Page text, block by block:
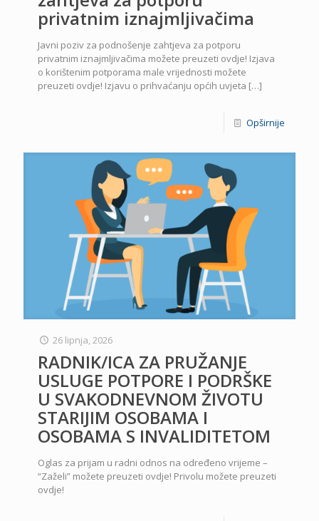
privatnim iznajmljivačima
Javni poziv za podnošenje zahtjeva za potporu
privatnim iznajmljivačima možete preuzeti ovdje! Izjava
o korištenim potporama male vrijednosti možete
preuzeti ovdje! Izjavu o prihvaćanju općih uvjeta […]
Opširnije
26 lipnja, 2026
RADNIK/ICA ZA PRUŽANJE
USLUGE POTPORE I PODRŠKE
U SVAKODNEVNOM ŽIVOTU
STARIJIM OSOBAMA I
OSOBAMA S INVALIDITETOM
Oglas za prijam u radni odnos na određeno vrijeme –
“Zaželi” možete preuzeti ovdje! Privolu možete preuzeti
ovdje!